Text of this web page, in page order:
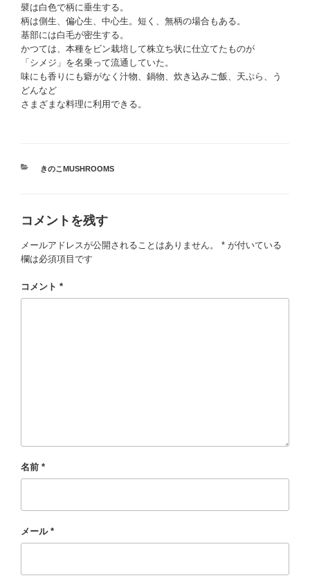
襞は白色で柄に垂生する。
柄は側生、偏心生、中心生。短く、無柄の場合もある。
基部には白毛が密生する。
かつては、本種をビン栽培して株立ち状に仕立てたものが
「シメジ」を名乗って流通していた。
味にも香りにも癖がなく汁物、鍋物、炊き込みご飯、天ぷら、う
どんなど
さまざまな料理に利用できる。
カ
ー
きのこMUSHROOMS
コメントを残す
メールアドレスが公開されることはありません。 * が付いている
欄は必須項目です
コメント *
名前 *
メール *